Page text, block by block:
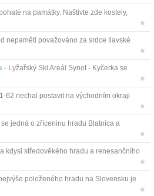
na památky. Naštivte zde kostely,
★
nepaměti považováno za srdce Ilavské
★
- Lyžařský Ski Areál Synot - Kyčerka se
★
62 nechal postavit na východním okraji
★
jedná o zříceninu hradu Blatnica a
★
kdysi středověkého hradu a renesančního
★
položeného hradu na Slovensku je
★